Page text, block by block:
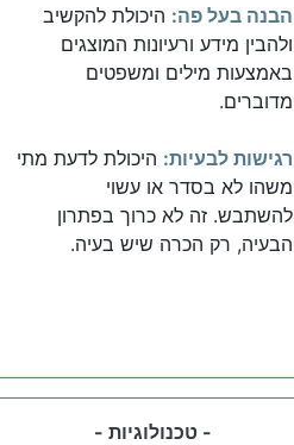
הבנה בעל פה: היכולת להקשיב
ולהבין מידע ורעיונות המוצגים
באמצעות מילים ומשפטים
מדוברים.
רגישות לבעיות: היכולת לדעת מתי
משהו לא בסדר או עשוי
להשתבש. זה לא כרוך בפתרון
הבעיה, רק הכרה שיש בעיה.
- טכנולוגיות -